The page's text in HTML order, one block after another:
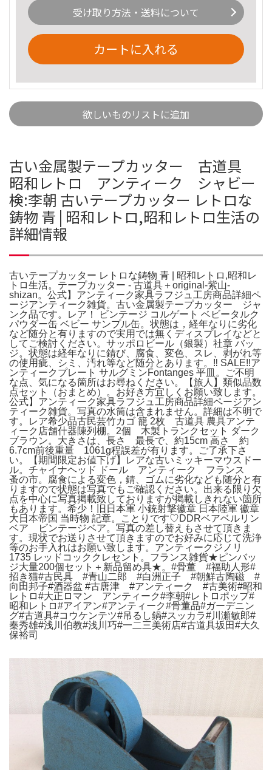
受け取り方法・送料について
カートに入れる
欲しいものリストに追加
古い金属製テープカッター 古道具
昭和レトロ アンティーク シャビー
検:李朝 古いテープカッター レトロな
鋳物 青 | 昭和レトロ,昭和レトロ生活の
詳細情報
古いテープカッター レトロな鋳物 青 | 昭和レトロ,昭和レ
トロ生活。テープカッター - 古道具＋original‐紫山‐
shizan。公式】アンティーク家具ラフジュ工房商品詳細ペ
ージアンティーク雑貨。古い金属製テープカッター ジャ
ンク品です。レア！ ビンテージ コルゲート ベビータルク
パウダー缶 ベビー サンプル缶。状態は，経年なりに劣化
など随分と有りますので実用では無くディスプレイなどと
してご検討ください。サッポロビール（銀製）社章 バッ
ジ。状態は経年なりに錆び、腐食、変色、スレ、剥がれ等
の使用疵、シミ、汚れ等など随分とあります。‼️ SALE‼️ア
ンティークプレート サルグミンFontanges 平皿。ご不明
な点、気になる箇所はお尋ねください。【旅人】類似品数
点セット（おまとめ）。お好き方宜しくお願い致します。
公式】アンティーク家具ラフジュ工房商品詳細ページアン
ティーク雑貨。写真の水筒は含まれません。詳細は不明で
す。レア希少品古民芸竹カゴ 籠 2枚 古道具 農具アンテ
ィーク店舗什器陳列棚。2個 木製トランクセット ダーク
ブラウン。大きさは、長さ 最長で、約15cm 高さ 約
6.7cm前後重量 1061g程誤差が有ります。ご了承下さ
い。【期間限定お値下げ】レアな古いミッキーマウスドー
ル。チャイナヘッド ドール アンティーク フランス
蚤の市。腐食による変色，錆、ゴムに劣化なども随分と有
りますので状態は写真でもご確認ください。出来る限り欠
点を中心に写真掲載致しておりますが掲載しきれない箇所
もあります。希少！旧日本軍 小銃射撃徽章 日本陸軍 徽章
大日本帝国 当時物 記章。ことりです♡DDRベアベルリン
ベア ビンテージベア。写真の差し替えもさせて頂きま
す。現状でお送りさせて頂きますのでお好みに応じて洗浄
等のお手入れはお願い致します。アンティークジノリ
1735 レッドコッククレセント。フランス雑貨★ピンバッ
ジ大量200個セット＋新品留め具★。#骨董 #福助人形#
招き猫#古民具 #青山二郎 #白洲正子 #朝鮮古陶磁 #
向田邦子#酒器盆 #古唐津 #アンティーク #古美術#昭和
レトロ#大正ロマン アンティーク#李朝#レトロポップ#
昭和レトロ#アイアン#アンティーク#骨董品#ガーデニン
グ#古道具#コウケンテツ#吊るし鍋#スッカラ#川瀬敏郎#
秦秀雄#浅川伯教#浅川巧#一二三美術店#古道具坂田#大久
保裕司